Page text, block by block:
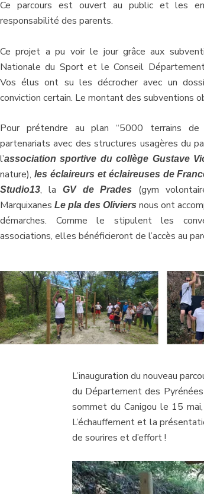
Ce parcours est ouvert au public et les
responsabilité des parents.
Ce projet a pu voir le jour grâce aux
Nationale du Sport et le Conseil
Vos élus ont su les décrocher avec un
conviction certain. Le montant des subventions
Pour prétendre au plan “5000 terrains
partenariats avec des structures usagères du
l’association sportive du collège Gustave
nature), les éclaireurs et éclaireuses de
Studio13, la GV de Prades
(gym
Marquixanes Le pla des Oliviers nous ont
démarches. Comme le stipulent les
associations, elles bénéficieront de l’accès au
L’inauguration du nouveau
du Département des
sommet du Canigou le 15
L’échauffement et la
de sourires et d’effort !